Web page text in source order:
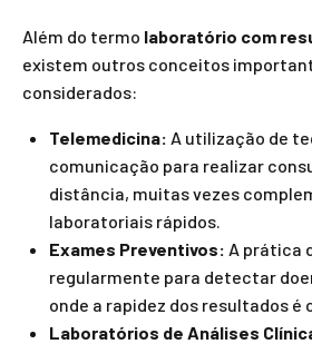
Além do termo laboratório com
existem outros conceitos
considerados:
Telemedicina: A utilização de
comunicação para realizar
distância, muitas vezes
laboratoriais rápidos.
Exames Preventivos: A prática
regularmente para detectar
onde a rapidez dos resultados é
Laboratórios de Análises